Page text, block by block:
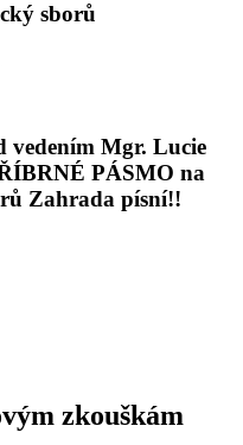
sborů
vedením Mgr. Lucie
PÁSMO na
Zahrada písní!!
zkouškám